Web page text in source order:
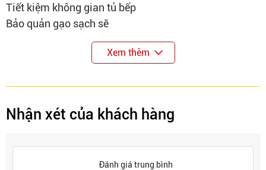
Tiết kiệm không gian tủ bếp
Bảo quản gạo sạch sẽ
Phù hợp nhiều loại tủ bếp
Cần khoang tủ phù hợp để lắp đặt
Dung tích chứa gạo cố định
Xem thêm
Nhận xét của khách hàng
Đánh giá trung bình